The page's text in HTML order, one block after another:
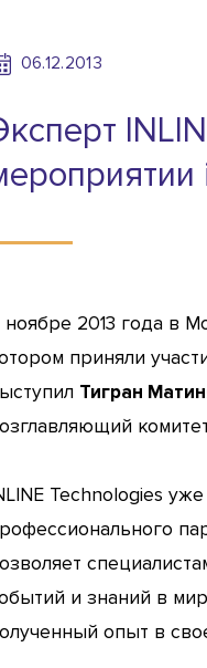
06.12.2013
ноябре 2013 года в
приняли
Тигран
Technologies
и знаний в
опыт в